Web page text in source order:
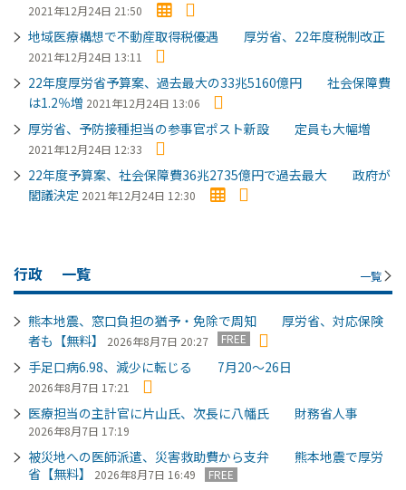
2021年12月24日 21:50
地域医療構想で不動産取得税優遇 厚労省、22年度税制改正
2021年12月24日 13:11
22年度厚労省予算案、過去最大の33兆5160億円 社会保障費
は1.2％増 2021年12月24日 13:06
厚労省、予防接種担当の参事官ポスト新設 定員も大幅増
2021年12月24日 12:33
22年度予算案、社会保障費36兆2735億円で過去最大 政府が
閣議決定 2021年12月24日 12:30
行政 一覧 一覧
熊本地震、窓口負担の猶予・免除で周知 厚労省、対応保険
者も【無料】
2026年8月7日 20:27 FREE
手足口病6.98、減少に転じる 7月20～26日
2026年8月7日 17:21
医療担当の主計官に片山氏、次長に八幡氏 財務省人事
2026年8月7日 17:19
被災地への医師派遣、災害救助費から支弁 熊本地震で厚労
省【無料】
2026年8月7日 16:49 FREE